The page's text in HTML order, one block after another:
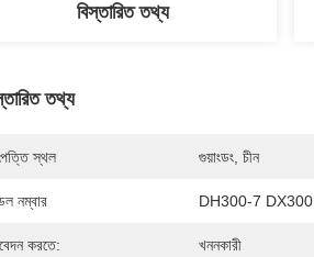
বিস্তারিত তথ্য
তথ্য
স্থল গুয়াংডং, চীন
নম্বার DH300-7 DX300
করতে: খননকারী